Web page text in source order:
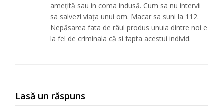
amețită sau in coma indusă. Cum sa nu intervii
sa salvezi viața unui om. Macar sa suni la 112.
Nepăsarea fata de râul produs unuia dintre noi e
la fel de criminala că si fapta acestui individ.
Lasă un răspuns